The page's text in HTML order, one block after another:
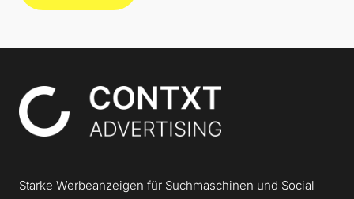
Contxt
Starke Werbeanzeigen für Suchmaschinen und Social